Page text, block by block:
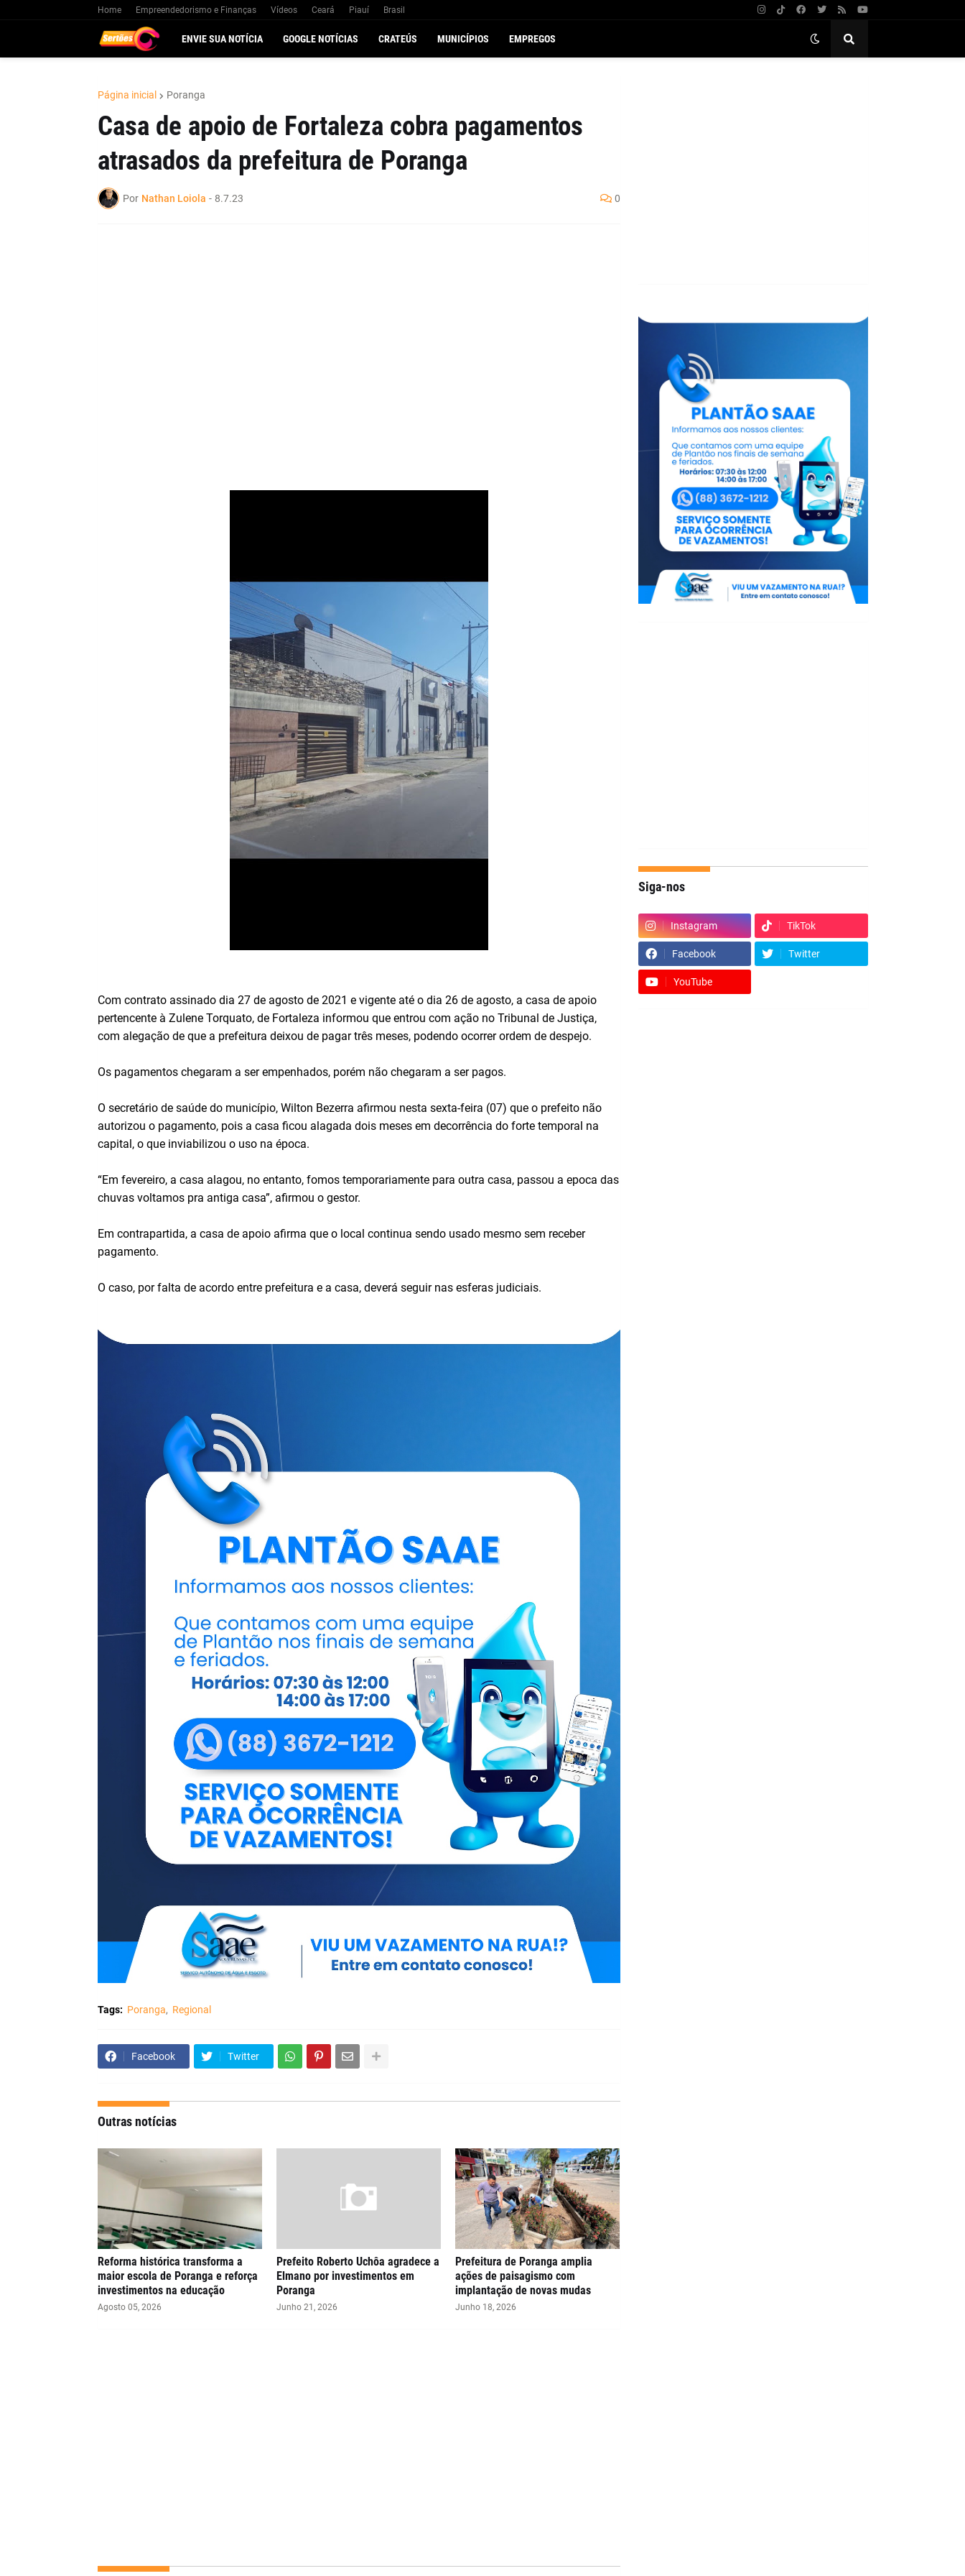
Home Empreendedorismo e Finanças Vídeos Ceará Piauí Brasil
ENVIE SUA NOTÍCIA GOOGLE NOTÍCIAS CRATEÚS MUNICÍPIOS EMPREGOS
Página inicial Poranga
Casa de apoio de Fortaleza cobra pagamentos
atrasados da prefeitura de Poranga
Por Nathan Loiola - 8.7.23 0
Com contrato assinado dia 27 de agosto de 2021 e vigente até o dia 26 de agosto, a casa de apoio
pertencente à Zulene Torquato, de Fortaleza informou que entrou com ação no Tribunal de Justiça,
com alegação de que a prefeitura deixou de pagar três meses, podendo ocorrer ordem de despejo.
Os pagamentos chegaram a ser empenhados, porém não chegaram a ser pagos.
O secretário de saúde do município, Wilton Bezerra afirmou nesta sexta-feira (07) que o prefeito não
autorizou o pagamento, pois a casa ficou alagada dois meses em decorrência do forte temporal na
capital, o que inviabilizou o uso na época.
“Em fevereiro, a casa alagou, no entanto, fomos temporariamente para outra casa, passou a epoca das
chuvas voltamos pra antiga casa”, afirmou o gestor.
Em contrapartida, a casa de apoio afirma que o local continua sendo usado mesmo sem receber
pagamento.
O caso, por falta de acordo entre prefeitura e a casa, deverá seguir nas esferas judiciais.
Tags: Poranga Regional
Facebook Twitter
Outras notícias
Reforma histórica transforma a
maior escola de Poranga e reforça
investimentos na educação
Agosto 05, 2026
Prefeito Roberto Uchôa agradece a
Elmano por investimentos em
Poranga
Junho 21, 2026
Prefeitura de Poranga amplia
ações de paisagismo com
implantação de novas mudas
Junho 18, 2026
Siga-nos
Instagram TikTok
Facebook Twitter
YouTube